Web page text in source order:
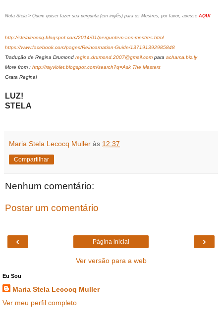
Nota Stela > Quem quiser fazer sua pergunta (em inglês) para os Mestres, por favor, acesse AQUI
http://stelalecocq.blogspot.com/2014/01/perguntem-aos-mestres.html
https://www.facebook.com/pages/Reincarnation-Guide/137191392985848
Tradução de Regina Drumond regina.drumond.2007@gmail.com para achama.biz.ly
More from : http://rayviolet.blogspot.com/search?q=Ask The Masters
Grata Regina!
LUZ!
STELA
Maria Stela Lecocq Muller às 12:37
Compartilhar
Nenhum comentário:
Postar um comentário
‹ ›
Página inicial
Ver versão para a web
Eu Sou
Maria Stela Lecocq Muller
Ver meu perfil completo